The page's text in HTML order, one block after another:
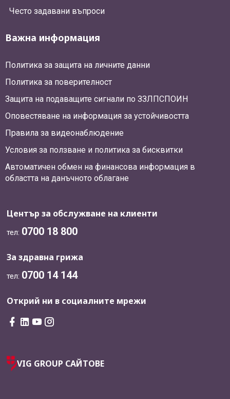
Често задавани въпроси
Важна информация
Политика за защита на личните данни
Политика за поверителност
Защита на подаващите сигнали по ЗЗЛПСПОИН
Оповестяване на информация за устойчивостта
Правила за видеонаблюдение
Условия за ползване и политика за бисквитки
Автоматичен обмен на финансова информация в
областта на данъчното облагане
Център за обслужване на клиенти
тел: 0700 18 800
За здравна грижа
тел: 0700 14 144
Открий ни в социалните мрежи
VIG GROUP САЙТОВЕ